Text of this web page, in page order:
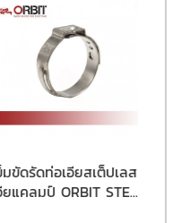
มขัดรัดท่อเอียสเต็ปเลส
ยแคลมป์ ORBIT STE...